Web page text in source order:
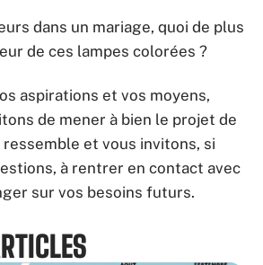
dans un mariage, quoi de plus
de ces lampes colorées ?
aspirations et vos moyens,
de mener à bien le projet de
et vous invitons, si
à rentrer en contact avec
sur vos besoins futurs.